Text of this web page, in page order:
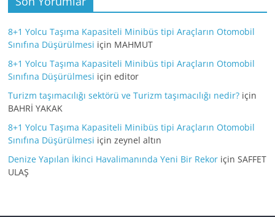
8+1 Yolcu Taşıma Kapasiteli Minibüs tipi Araçların Otomobil
Sınıfına Düşürülmesi için MAHMUT
8+1 Yolcu Taşıma Kapasiteli Minibüs tipi Araçların Otomobil
Sınıfına Düşürülmesi içineditor
Turizm taşımacılığı sektörü ve Turizm taşımacılığı nedir? için
BAHRİ YAKAK
8+1 Yolcu Taşıma Kapasiteli Minibüs tipi Araçların Otomobil
Sınıfına Düşürülmesi içinzeynel altın
Denize Yapılan İkinci Havalimanında Yeni Bir Rekor içinSAFFET
ULAŞ